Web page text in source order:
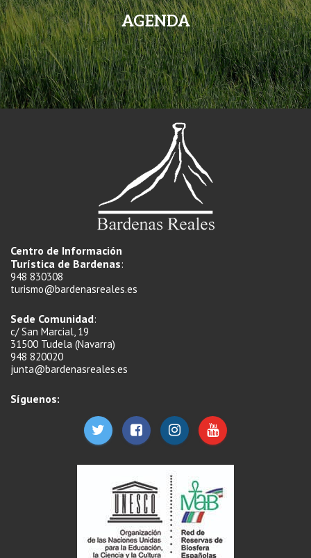
AGENDA
Centro de Información
Turística de Bardenas:
948 830308
turismo@bardenasreales.es
Sede Comunidad:
c/ San Marcial, 19
31500 Tudela (Navarra)
948 820020
junta@bardenasreales.es
Síguenos: